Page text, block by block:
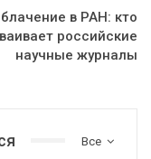
в РАН: кто
российские
научные журналы
Все